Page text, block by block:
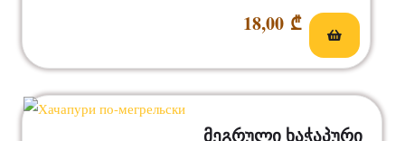
18,00 ₾
მეგრული ხაჭაპური